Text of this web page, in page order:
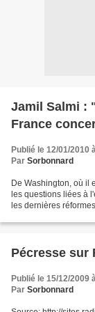
Jamil Salmi :
France
Publié le 12/01/2010
Par Sorbonnard
De Washington, où il
les questions liées à
les dernières
Pécresse sur
Publié le 15/12/2009
Par Sorbonnard